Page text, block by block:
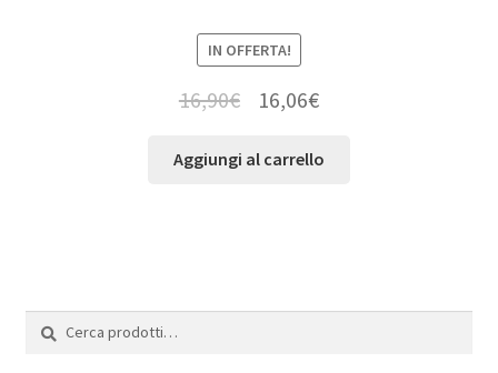
IN OFFERTA!
16,90€ 16,06€
Aggiungi al carrello
Cerca:
Cerca